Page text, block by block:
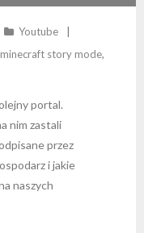
Youtube
minecraft story mode,
portal.
nim zastali
przez
i jakie
naszych